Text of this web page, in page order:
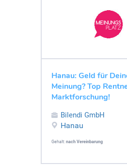
Hanau: Geld für
Meinung? Top
Marktforschung!
Bilendi GmbH
Hanau
Gehalt: nach Vereinbarung